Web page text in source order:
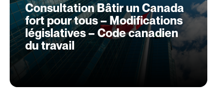
Consultation Bâtir un Canada
fort pour tous – Modifications
législatives – Code canadien
du travail